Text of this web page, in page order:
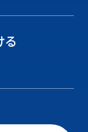
る